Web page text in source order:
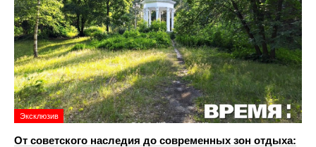
Эксклюзив
От советского наследия до современных зон отдыха: